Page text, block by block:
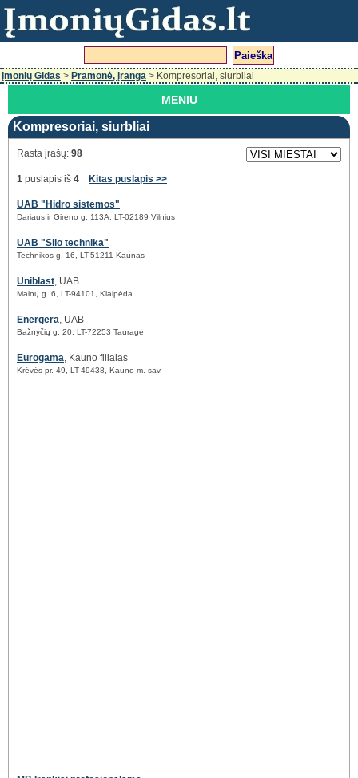
Įmonių Gidas > Pramonė, įranga > Kompresoriai, siurbliai
MENIU
Kompresoriai, siurbliai
Rasta įrašų: 98
1 puslapis iš 4 Kitas puslapis >>
UAB "Hidro sistemos"
Dariaus ir Girėno g. 113A, LT-02189 Vilnius
UAB "Silo technika"
Technikos g. 16, LT-51211 Kaunas
Uniblast, UAB
Mainų g. 6, LT-94101, Klaipėda
Energera, UAB
Bažnyčių g. 20, LT-72253 Tauragė
Eurogama, Kauno filialas
Krėvės pr. 49, LT-49438, Kauno m. sav.